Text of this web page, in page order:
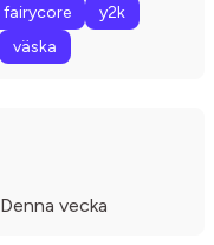
fairycore
y2k
väska
Denna vecka